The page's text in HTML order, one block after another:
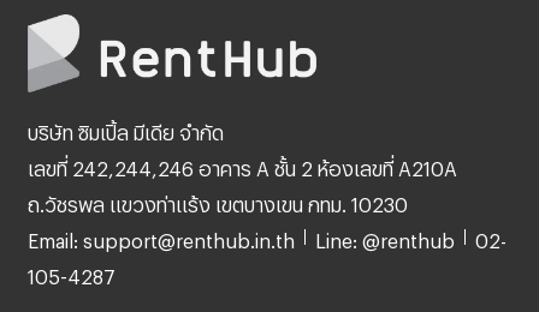
บริษัท ซิมเปิ้ล มีเดีย จำกัด
เลขที่ 242,244,246 อาคาร A ชั้น 2 ห้องเลขที่ A210A
ถ.วัชรพล แขวงท่าแร้ง เขตบางเขน กทม. 10230
Email: support@renthub.in.th Line: @renthub 02-
105-4287